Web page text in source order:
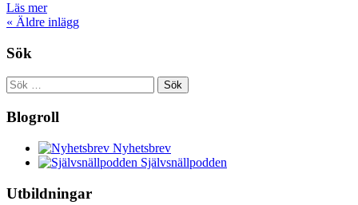
Läs mer
« Äldre inlägg
Sök
Sök
efter:
Blogroll
Nyhetsbrev
Självsnällpodden
Utbildningar